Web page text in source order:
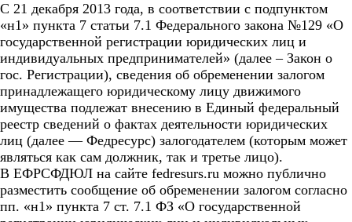
С 21 декабря 2013 года, в соответствии с подпунктом
«н1» пункта 7 статьи 7.1 Федерального закона №129 «О
государственной регистрации юридических лиц и
индивидуальных предпринимателей» (далее – Закон о
гос. Регистрации), сведения об обременении залогом
принадлежащего юридическому лицу движимого
имущества подлежат внесению в Единый федеральный
реестр сведений о фактах деятельности юридических
лиц (далее — Федресурс) залогодателем (которым может
являться как сам должник, так и третье лицо).
В ЕФРСФДЮЛ на сайте fedresurs.ru можно публично
разместить сообщение об обременении залогом согласно
пп. «н1» пункта 7 ст. 7.1 ФЗ «О государственной